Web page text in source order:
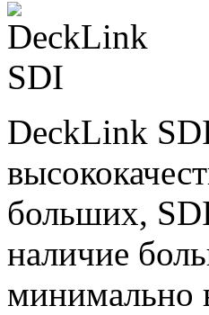
DeckLink SDI
больших,
наличие
минимально